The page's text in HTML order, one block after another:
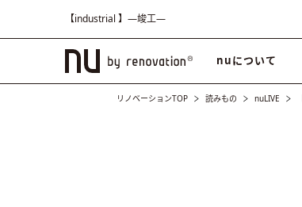
【industrial 】―竣工―
nuについて
リノベーションTOP 読みもの nuLIVE